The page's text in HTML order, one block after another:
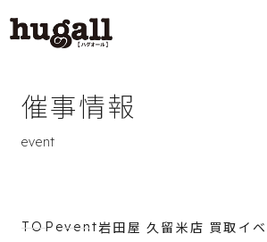
催事情報
event
TOP event岩田屋 久留米店 買取イベ